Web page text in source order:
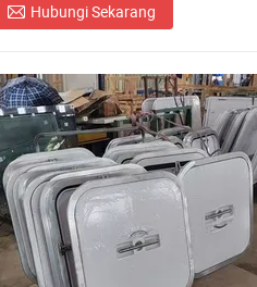
Hubungi Sekarang